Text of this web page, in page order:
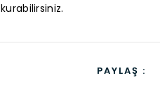
PAYLAŞ :